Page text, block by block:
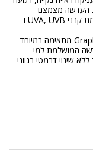
העדשה מצמצם
חוסמת קרני UVA, UVB ו-
, Graphite מתאימה במיוחד
המושלמת למי
שינוי דרמטי בגווני